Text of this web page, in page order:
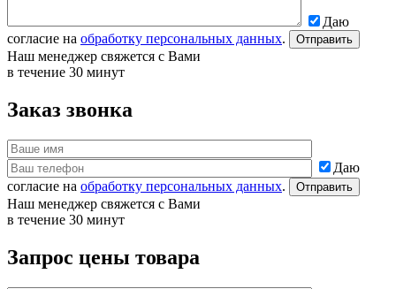
Даю
согласие на обработку персональных данных.
Наш менеджер свяжется с Вами
в течение 30 минут
Заказ звонка
Даю
согласие на обработку персональных данных.
Наш менеджер свяжется с Вами
в течение 30 минут
Запрос цены товара